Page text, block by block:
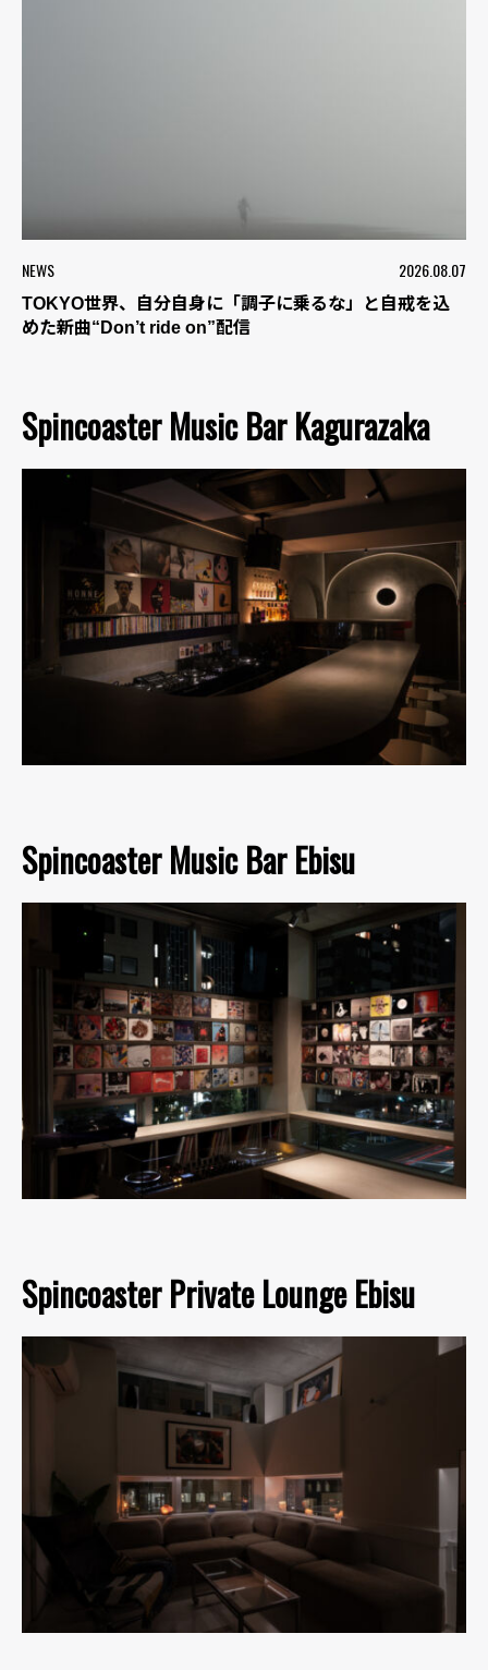
NEWS 2026.08.07
TOKYO世界、自分自身に「調子に乗るな」と自戒を込
めた新曲“Don’t ride on”配信
Spincoaster Music Bar Kagurazaka
Spincoaster Music Bar Ebisu
Spincoaster Private Lounge Ebisu